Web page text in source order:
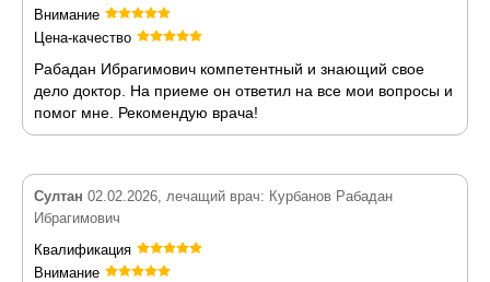
Внимание
Цена-качество
Рабадан Ибрагимович компетентный и знающий свое
дело доктор. На приеме он ответил на все мои вопросы и
помог мне. Рекомендую врача!
Султан 02.02.2026, лечащий врач: Курбанов Рабадан
Ибрагимович
Квалификация
Внимание